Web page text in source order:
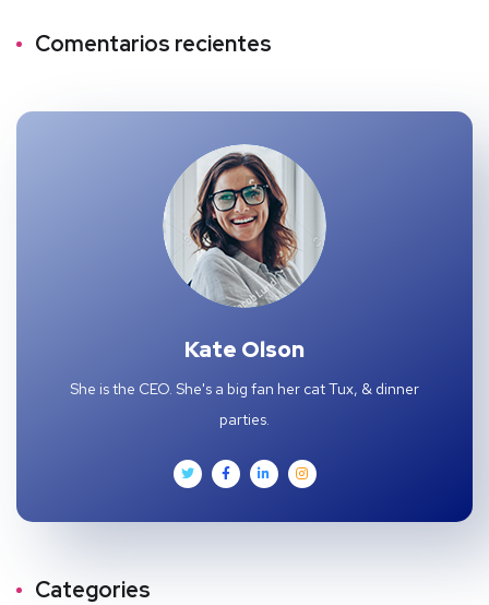
Comentarios recientes
Kate Olson
She is the CEO. She's a big fan her cat Tux, & dinner
parties.
Categories